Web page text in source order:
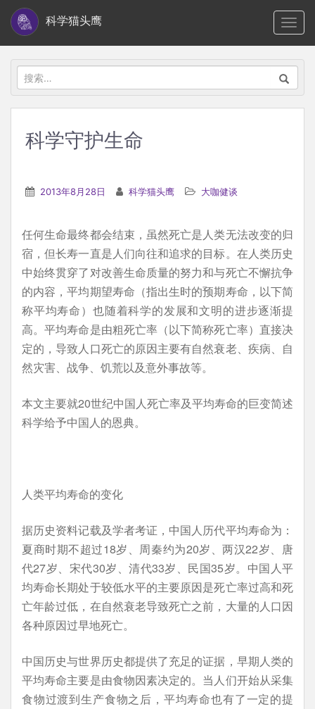
i
科学猫头鹰
搜
索：
科学守护生命
2013年8月28日 科学猫头鹰 大咖健谈
任何生命最终都会结束，虽然死亡是人类无法改变的归
宿，但长寿一直是人们向往和追求的目标。在人类历史
中始终贯穿了对改善生命质量的努力和与死亡不懈抗争
的内容，平均期望寿命（指出生时的预期寿命，以下简
称平均寿命）也随着科学的发展和文明的进步逐渐提
高。平均寿命是由粗死亡率（以下简称死亡率）直接决
定的，导致人口死亡的原因主要有自然衰老、疾病、自
然灾害、战争、饥荒以及意外事故等。
本文主要就20世纪中国人死亡率及平均寿命的巨变简述
科学给予中国人的恩典。
人类平均寿命的变化
据历史资料记载及学者考证，中国人历代平均寿命为：
夏商时期不超过18岁、周秦约为20岁、两汉22岁、唐
代27岁、宋代30岁、清代33岁、民国35岁。中国人平
均寿命长期处于较低水平的主要原因是死亡率过高和死
亡年龄过低，在自然衰老导致死亡之前，大量的人口因
各种原因过早地死亡。
中国历史与世界历史都提供了充足的证据，早期人类的
平均寿命主要是由食物因素决定的。当人们开始从采集
食物过渡到生产食物之后，平均寿命也有了一定的提